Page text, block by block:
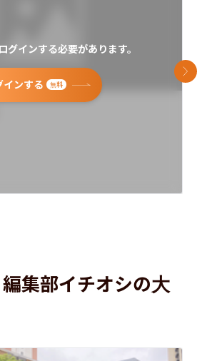
グインする必要があります。
インする 無料
次
集部イチオシの大